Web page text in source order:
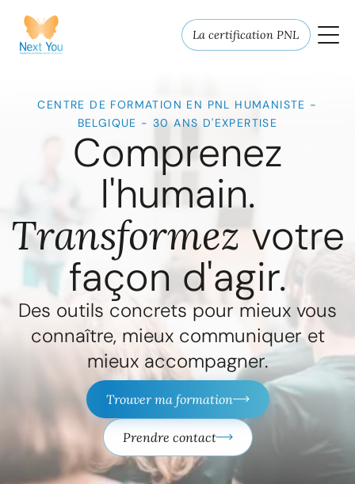
La certification PNL
CENTRE DE FORMATION EN PNL HUMANISTE -
BELGIQUE - 30 ANS D'EXPERTISE
Comprenez
l'humain.
Transformezvotre
façon d'agir.
Des outils concrets pour mieux vous
connaître, mieux communiquer et
mieux accompagner.
Trouver ma formation
Prendre contact